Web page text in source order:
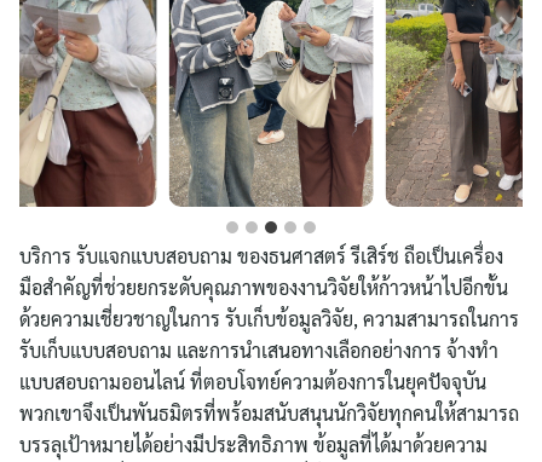
บริการ รับแจกแบบสอบถาม ของธนศาสตร์ รีเสิร์ช ถือเป็นเครื่อง
มือสำคัญที่ช่วยยกระดับคุณภาพของงานวิจัยให้ก้าวหน้าไปอีกขั้น
ด้วยความเชี่ยวชาญในการ รับเก็บข้อมูลวิจัย, ความสามารถในการ
รับเก็บแบบสอบถาม และการนำเสนอทางเลือกอย่างการ จ้างทำ
แบบสอบถามออนไลน์ ที่ตอบโจทย์ความต้องการในยุคปัจจุบัน
พวกเขาจึงเป็นพันธมิตรที่พร้อมสนับสนุนนักวิจัยทุกคนให้สามารถ
บรรลุเป้าหมายได้อย่างมีประสิทธิภาพ ข้อมูลที่ได้มาด้วยความ